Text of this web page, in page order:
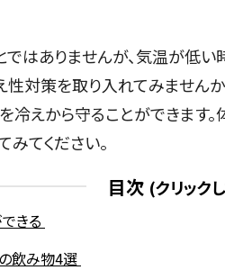
はありませんが、気温が低
性対策を取り入れてみません
冷えから守ることができます
てください。
目次
きる
飲み物4選